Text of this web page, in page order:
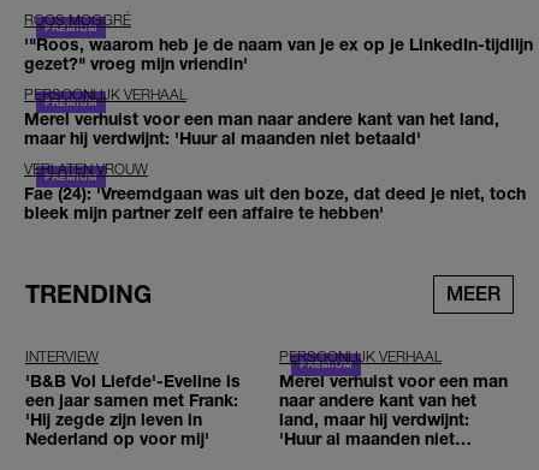
ROOS MOGGRÉ
'"Roos, waarom heb je de naam van je ex op je LinkedIn-tijdlijn
gezet?" vroeg mijn vriendin'
PERSOONLIJK VERHAAL
Merel verhuist voor een man naar andere kant van het land,
maar hij verdwijnt: 'Huur al maanden niet betaald'
VERLATEN VROUW
Fae (24): 'Vreemdgaan was uit den boze, dat deed je niet, toch
bleek mijn partner zelf een affaire te hebben'
TRENDING MEER
INTERVIEW
'B&B Vol Liefde'-Eveline is
een jaar samen met Frank:
'Hij zegde zijn leven in
Nederland op voor mij'
PERSOONLIJK VERHAAL
Merel verhuist voor een man
naar andere kant van het
land, maar hij verdwijnt:
'Huur al maanden niet